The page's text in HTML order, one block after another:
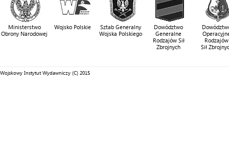
Ministerstwo
Obrony Narodowej
Wojsko Polskie
Sztab Generalny
Wojska Polskiego
Dowództwo
Generalne
Rodzajów Sił
Zbrojnych
Rodzajów
Sił
Wojskowy Instytut Wydawniczy (C) 2015